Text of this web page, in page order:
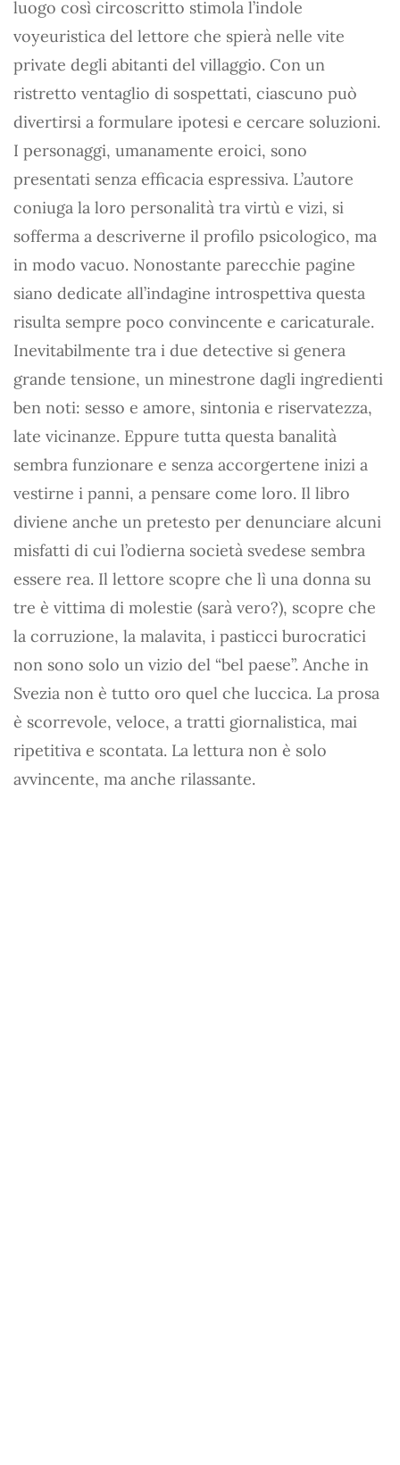
luogo così circoscritto stimola l’indole
voyeuristica del lettore che spierà nelle vite
private degli abitanti del villaggio. Con un
ristretto ventaglio di sospettati, ciascuno può
divertirsi a formulare ipotesi e cercare soluzioni.
I personaggi, umanamente eroici, sono
presentati senza efficacia espressiva. L’autore
coniuga la loro personalità tra virtù e vizi, si
sofferma a descriverne il profilo psicologico, ma
in modo vacuo. Nonostante parecchie pagine
siano dedicate all’indagine introspettiva questa
risulta sempre poco convincente e caricaturale.
Inevitabilmente tra i due detective si genera
grande tensione, un minestrone dagli ingredienti
ben noti: sesso e amore, sintonia e riservatezza,
late vicinanze. Eppure tutta questa banalità
sembra funzionare e senza accorgertene inizi a
vestirne i panni, a pensare come loro. Il libro
diviene anche un pretesto per denunciare alcuni
misfatti di cui l’odierna società svedese sembra
essere rea. Il lettore scopre che lì una donna su
tre è vittima di molestie (sarà vero?), scopre che
la corruzione, la malavita, i pasticci burocratici
non sono solo un vizio del “bel paese”. Anche in
Svezia non è tutto oro quel che luccica. La prosa
è scorrevole, veloce, a tratti giornalistica, mai
ripetitiva e scontata. La lettura non è solo
avvincente, ma anche rilassante.